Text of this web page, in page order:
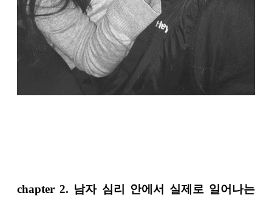
chapter 2. 남자 심리 안에서 실제로 일어나는